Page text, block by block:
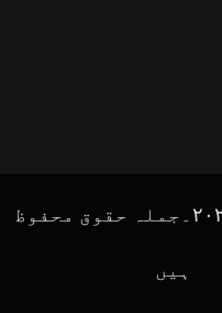
تاشقند اردو ۲۰۲۴۔جملہ حقوق محفوظ
ہیں